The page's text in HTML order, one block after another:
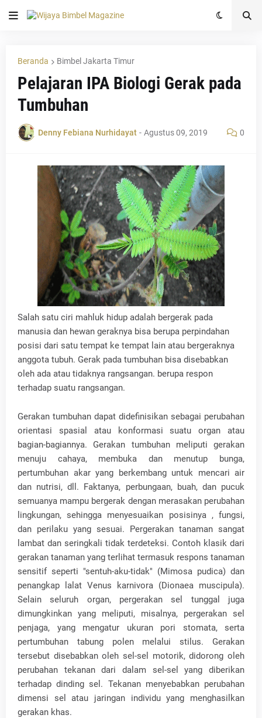
Beranda Bimbel Jakarta Timur
Pelajaran IPA Biologi Gerak pada
Tumbuhan
Denny Febiana Nurhidayat - Agustus 09, 2019 0
Salah satu ciri mahluk hidup adalah bergerak pada
manusia dan hewan geraknya bisa berupa perpindahan
posisi dari satu tempat ke tempat lain atau bergeraknya
anggota tubuh. Gerak pada tumbuhan bisa disebabkan
oleh ada atau tidaknya rangsangan. berupa respon
terhadap suatu rangsangan.
Gerakan tumbuhan dapat didefinisikan sebagai perubahan
orientasi spasial atau konformasi suatu organ atau
bagian-bagiannya. Gerakan tumbuhan meliputi gerakan
menuju cahaya, membuka dan menutup bunga,
pertumbuhan akar yang berkembang untuk mencari air
dan nutrisi, dll. Faktanya, perbungaan, buah, dan pucuk
semuanya mampu bergerak dengan merasakan perubahan
lingkungan, sehingga menyesuaikan posisinya , fungsi,
dan perilaku yang sesuai. Pergerakan tanaman sangat
lambat dan seringkali tidak terdeteksi. Contoh klasik dari
gerakan tanaman yang terlihat termasuk respons tanaman
sensitif seperti "sentuh-aku-tidak" (Mimosa pudica) dan
penangkap lalat Venus karnivora (Dionaea muscipula).
Selain seluruh organ, pergerakan sel tunggal juga
dimungkinkan yang meliputi, misalnya, pergerakan sel
penjaga, yang mengatur ukuran pori stomata, serta
pertumbuhan tabung polen melalui stilus. Gerakan
tersebut disebabkan oleh sel-sel motorik, didorong oleh
perubahan tekanan dari dalam sel-sel yang diberikan
terhadap dinding sel. Tekanan menyebabkan perubahan
dimensi sel atau jaringan individu yang menghasilkan
gerakan khas.